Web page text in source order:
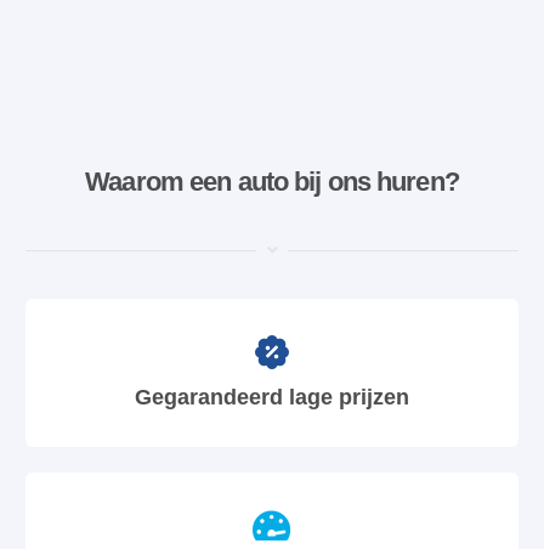
Waarom een ​​auto bij ons huren?
Gegarandeerd lage prijzen